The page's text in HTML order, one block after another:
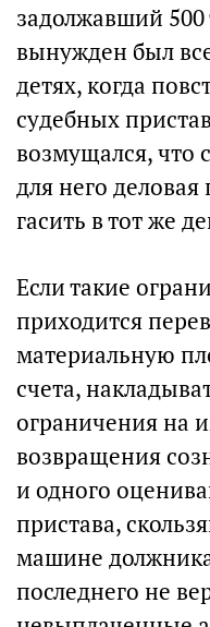
задолжавший 500
вынужден был
детях, когда
судебных
возмущался, что
для него деловая
гасить в тот же
Если такие
приходится
материальную
счета,
ограничения на
возвращения
и одного
пристава,
машине
последнего не